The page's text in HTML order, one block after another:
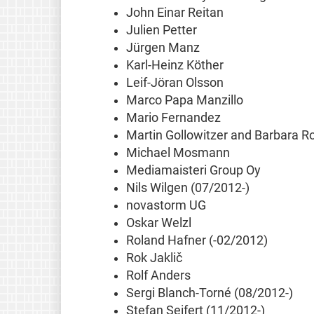
John Einar Reitan
Julien Petter
Jürgen Manz
Karl-Heinz Köther
Leif-Jöran Olsson
Marco Papa Manzillo
Mario Fernandez
Martin Gollowitzer and Barbara
Michael Mosmann
Mediamaisteri Group Oy
Nils Wilgen (07/2012-)
novastorm UG
Oskar Welzl
Roland Hafner (-02/2012)
Rok Jaklič
Rolf Anders
Sergi Blanch-Torné (08/2012-)
Stefan Seifert (11/2012-)